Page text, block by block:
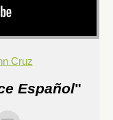
Cruz
Español"